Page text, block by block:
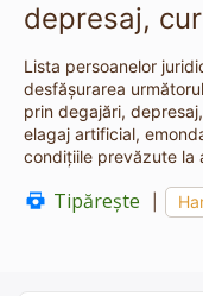
depresaj,
Lista persoanelor
desfășurarea
prin degajări,
elagaj artificial,
condiţiile prevăzute la
Tipărește